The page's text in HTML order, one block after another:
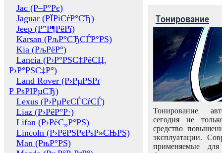
Jac (Р–Р°Рє)
Jaguar (РЇРіСѓР°СЂ)
Jeep (Р”Р¶РёРї)
Karsan (РљР°СЂСЃР°РЅ)
Kia (РљРёР°)
Lancia (Р›Р°РЅС‡РёСЏ,
Р›Р°РЅС‡Р°)
Land Rover (Р›РµРЅРґ
Р РѕРІРµСЂ)
Lexus (Р›РµРєСЃСѓСЃ)
Liaz (Р›РёР°Р·)
Lifan (Р›РёС„Р°РЅ)
Lincoln (Р›РёРЅРєРѕР»СЊРЅ)
Man (РњР°РЅ)
Тонирование
Тонирование
сегодня не
средство
эксплуатации.
применяемые